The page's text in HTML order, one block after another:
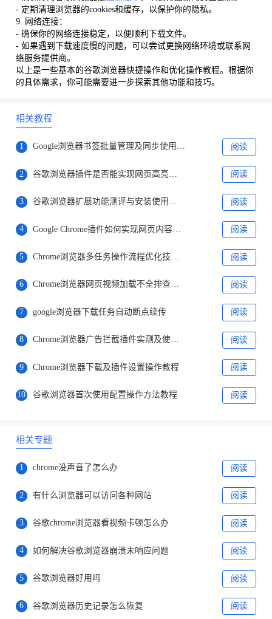
- 定期清理浏览器的cookies和缓存，以保护你的隐私。
9. 网络连接：
- 确保你的网络连接稳定，以便顺利下载文件。
- 如果遇到下载速度慢的问题，可以尝试更换网络环境或联系网
络服务提供商。
以上是一些基本的谷歌浏览器快捷操作和优化操作教程。根据你
的具体需求，你可能需要进一步探索其他功能和技巧。
相关教程
1 Google浏览器书签批量管理及同步使用技巧详解分享 阅读
2 阅读
3 谷歌浏览器扩展功能测评与安装使用全流程操作 阅读
4 阅读
5 Chrome浏览器多任务操作流程优化技巧解析 阅读
6 Chrome浏览器网页视频加载不全排查策略 阅读
7 google浏览器下载任务自动断点续传 阅读
8 Chrome浏览器广告拦截插件实测及使用体验分析 阅读
9 Chrome浏览器下载及插件设置操作教程 阅读
10 谷歌浏览器首次使用配置操作方法教程 阅读
相关专题
1 chrome没声音了怎么办 阅读
2 有什么浏览器可以访问各种网站 阅读
3 谷歌chrome浏览器看视频卡顿怎么办 阅读
4 如何解决谷歌浏览器崩溃未响应问题 阅读
5 谷歌浏览器好用吗 阅读
6 谷歌浏览器历史记录怎么恢复 阅读